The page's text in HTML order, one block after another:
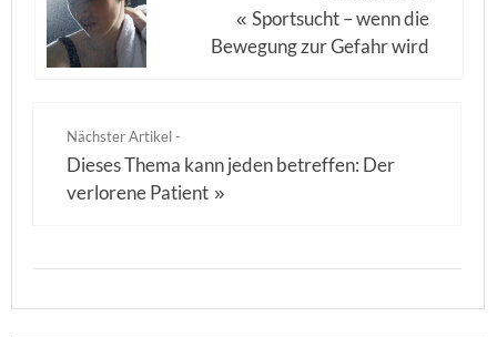
«Sportsucht – wenn die
Bewegung zur Gefahr wird
Nächster Artikel -
Dieses Thema kann jeden betreffen: Der
verlorene Patient »